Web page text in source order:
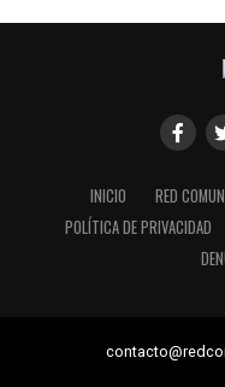
INICIO RED
POLÍTICA DE PRIVACIDAD